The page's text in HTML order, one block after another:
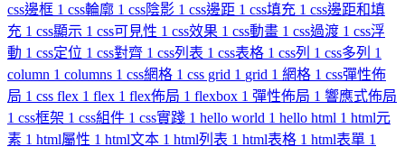
css邊框 1 css輪廓 1 css陰影 1 css邊距 1 css填充 1 css邊距和填
充 1 css顯示 1 css可見性 1 css效果 1 css動畫 1 css過渡 1 css浮
動 1 css定位 1 css對齊 1 css列表 1 css表格 1 css列 1 css多列 1
column 1 columns 1 css網格 1 css grid 1 grid 1 網格 1 css彈性佈
局 1 css flex 1 flex 1 flex佈局 1 flexbox 1 彈性佈局 1 響應式佈局
1 css框架 1 css組件 1 css實踐 1 hello world 1 hello html 1 html元
素 1 html屬性 1 html文本 1 html列表 1 html表格 1 html表單 1